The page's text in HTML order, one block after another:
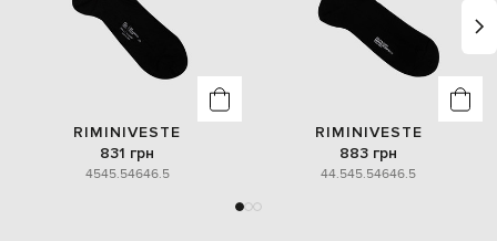
RIMINIVESTE
831 грн
4545.54646.5
RIMINIVESTE
883 грн
44.545.54646.5